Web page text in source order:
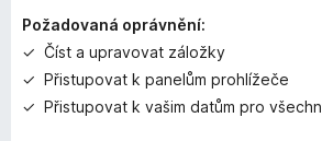
n
Požadovaná oprávnění:
Číst a upravovat záložky
Přistupovat k panelům prohlížeče
Přistupovat k vašim datům pro